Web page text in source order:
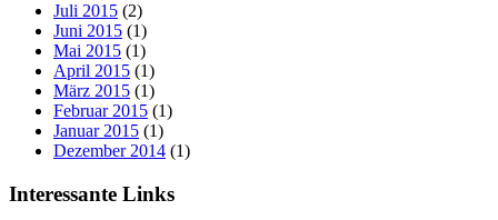
Juli 2015 (2)
Juni 2015 (1)
Mai 2015 (1)
April 2015 (1)
März 2015 (1)
Februar 2015 (1)
Januar 2015 (1)
Dezember 2014 (1)
Interessante Links